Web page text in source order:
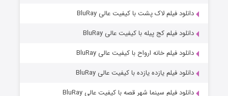
دانلود فیلم لاک پشت با کیفیت عالی BluRay
دانلود فیلم کج‌ پیله با کیفیت عالی BluRay
دانلود فیلم خانه ارواح با کیفیت عالی BluRay
دانلود فیلم یازده یازده با کیفیت عالی BluRay
دانلود فیلم سینما شهر قصه با کیفیت عالی BluRay